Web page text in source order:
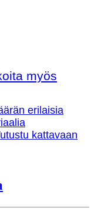
myös
erilaisia
kattavaan